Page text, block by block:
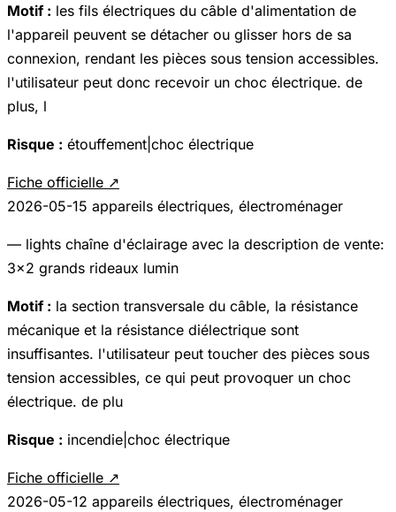
Motif : les fils électriques du câble d'alimentation de
l'appareil peuvent se détacher ou glisser hors de sa
connexion, rendant les pièces sous tension accessibles.
l'utilisateur peut donc recevoir un choc électrique. de
plus, l
Risque : étouffement|choc électrique
Fiche officielle ↗
2026-05-15 appareils électriques, électroménager
— lights chaîne d'éclairage avec la description de vente:
3x2 grands rideaux lumin
Motif : la section transversale du câble, la résistance
mécanique et la résistance diélectrique sont
insuffisantes. l'utilisateur peut toucher des pièces sous
tension accessibles, ce qui peut provoquer un choc
électrique. de plu
Risque : incendie|choc électrique
Fiche officielle ↗
2026-05-12 appareils électriques, électroménager